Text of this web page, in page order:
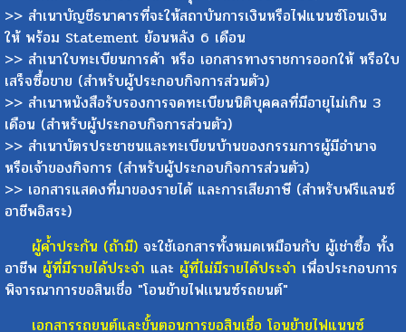
>> เอกสารเปลี่ยน ชื่อ - นามสกุล (ถ้ามีการเปลี่ยนชื่อ)
>> สำเนาบัญชีธนาคารที่จะให้สถาบันการเงินหรือไฟแนนซ์โอนเงิน
ให้ พร้อม Statement ย้อนหลัง 6 เดือน
>> สำเนาใบทะเบียนการค้า หรือ เอกสารทางราชการออกให้ หรือใบ
เสร็จซื้อขาย (สำหรับผู้ประกอบกิจการส่วนตัว)
>> สำเนาหนังสือรับรองการจดทะเบียนนิติบุคคลที่มีอายุไม่เกิน 3
เดือน (สำหรับผู้ประกอบกิจการส่วนตัว)
>> สำเนาบัตรประชาชนและทะเบียนบ้านของกรรมการผู้มีอำนาจ
หรือเจ้าของกิจการ (สำหรับผู้ประกอบกิจการส่วนตัว)
>> เอกสารแสดงที่มาของรายได้ และการเสียภาษี (สำหรับฟรีแลนซ์
อาชีพอิสระ)
ผู้ค้ำประกัน (ถ้ามี)จะใช้เอกสารทั้งหมดเหมือนกับ ผู้เช่าซื้อ ทั้ง
อาชีพผู้ที่มีรายได้ประจำและผู้ที่ไม่มีรายได้ประจำ
พิจารณาการขอสินเชื่อ "โอนย้ายไฟเเนนซ์รถยนต์"